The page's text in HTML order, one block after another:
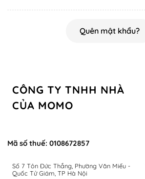
Quên mật khẩu?
CÔNG TY TNHH NHÀ
CỦA MOMO
Mã số thuế: 0108672857
Số 7 Tôn Đức Thắng, Phường Văn Miếu -
Quốc Tử Giám, TP Hà Nội